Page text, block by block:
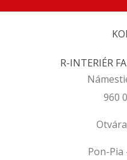
R-INTERIÉR
960
Pon-Pia